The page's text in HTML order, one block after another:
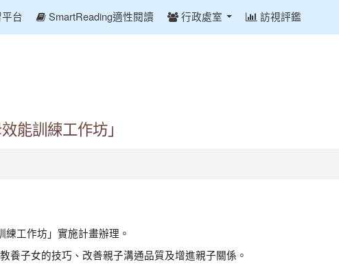
台 SmartReading適性閱讀 行政處室 訪視評鑑
能訓練工作坊」
工作坊」實施計畫辦理。
養子女的技巧、改善親子溝通品質及增進親子關係。